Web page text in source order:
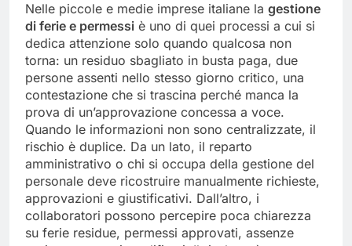
Nelle piccole e medie imprese italiane la gestione
di ferie e permessi è uno di quei processi a cui si
dedica attenzione solo quando qualcosa non
torna: un residuo sbagliato in busta paga, due
persone assenti nello stesso giorno critico, una
contestazione che si trascina perché manca la
prova di un’approvazione concessa a voce.
Quando le informazioni non sono centralizzate, il
rischio è duplice. Da un lato, il reparto
amministrativo o chi si occupa della gestione del
personale deve ricostruire manualmente richieste,
approvazioni e giustificativi. Dall’altro, i
collaboratori possono percepire poca chiarezza
su ferie residue, permessi approvati, assenze